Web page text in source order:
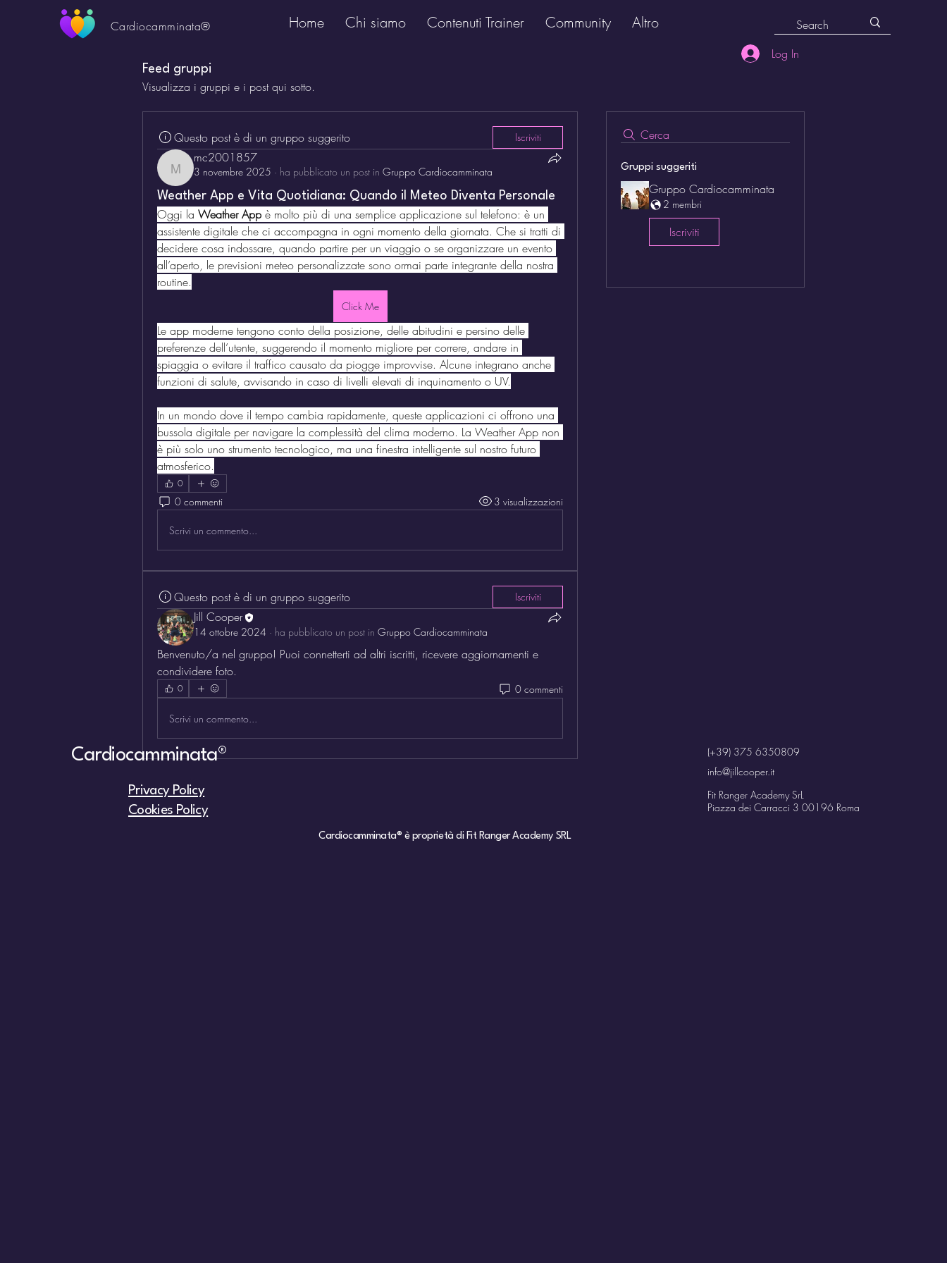
Cardiocamminata® Home Chi siamo Contenuti Trainer Community Altro
Log In
Feed gruppi
Visualizza i gruppi e i post qui sotto.
Cerca
Gruppi suggeriti
Gruppo Cardiocamminata
2 membri
Iscriviti
Questo post è di un gruppo suggerito Iscriviti
mc2001857
mc2001857
3 novembre 2025 · ha pubblicato un post in Gruppo Cardiocamminata
Weather App e Vita Quotidiana: Quando il Meteo Diventa Personale
Oggi la Weather App è molto più di una semplice applicazione sul telefono: è un
assistente digitale che ci accompagna in ogni momento della giornata. Che si tratti di
decidere cosa indossare, quando partire per un viaggio o se organizzare un evento
all’aperto, le previsioni meteo personalizzate sono ormai parte integrante della nostra
routine.
Click Me
Le app moderne tengono conto della posizione, delle abitudini e persino delle
preferenze dell’utente, suggerendo il momento migliore per correre, andare in
spiaggia o evitare il traffico causato da piogge improvvise. Alcune integrano anche
funzioni di salute, avvisando in caso di livelli elevati di inquinamento o UV.
In un mondo dove il tempo cambia rapidamente, queste applicazioni ci offrono una
bussola digitale per navigare la complessità del clima moderno. La Weather App non
è più solo uno strumento tecnologico, ma una finestra intelligente sul nostro futuro
atmosferico.
0
0 commenti 3 visualizzazioni
Scrivi un commento...
Questo post è di un gruppo suggerito Iscriviti
Jill Cooper
14 ottobre 2024 · ha pubblicato un post in Gruppo Cardiocamminata
Benvenuto/a nel gruppo! Puoi connetterti ad altri iscritti, ricevere aggiornamenti e
condividere foto.
0 0 commenti
Scrivi un commento...
Cardiocamminata®
(+39) 375 6350809
info@jillcooper.it
Fit Ranger Academy SrL
Piazza dei Carracci 3 00196 Roma
Privacy Policy
Cookies Policy
Cardiocamminata® è proprietà di Fit Ranger Academy SRL